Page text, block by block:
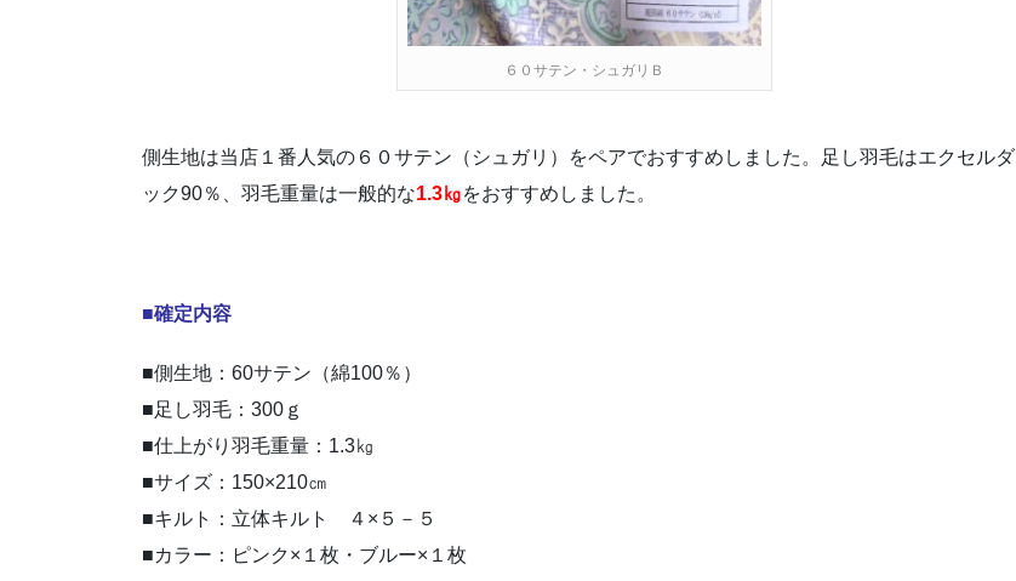
６０サテン・シュガリＢ
側生地は当店１番人気の６０サテン（シュガリ）をペアでおすすめしました。足し羽毛はエクセルダ
ック90％、羽毛重量は一般的な1.3㎏をおすすめしました。
■確定内容
■側生地：60サテン（綿100％）
■足し羽毛：300ｇ
■仕上がり羽毛重量：1.3㎏
■サイズ：150×210㎝
■キルト：立体キルト ４×５－５
■カラー：ピンク×１枚・ブルー×１枚